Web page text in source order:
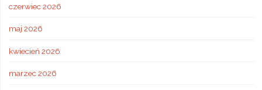
czerwiec 2026
maj 2026
kwiecień 2026
marzec 2026